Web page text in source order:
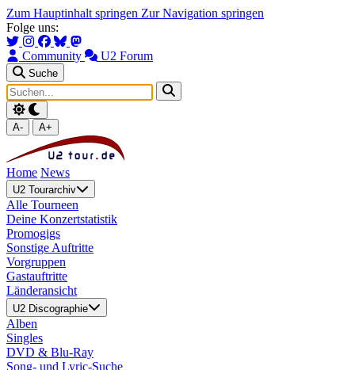
Zum Hauptinhalt springen Zur Navigation springen
Folge uns:
Community U2 Forum
Suche
A- A+
Home News
U2 Tourarchiv
Alle Tourneen
Deine Konzertstatistik
Promogigs
Sonstige Auftritte
Vorgruppen
Gastauftritte
Länderansicht
U2 Discographie
Alben
Singles
DVD & Blu-Ray
Song- und Lyric-Suche